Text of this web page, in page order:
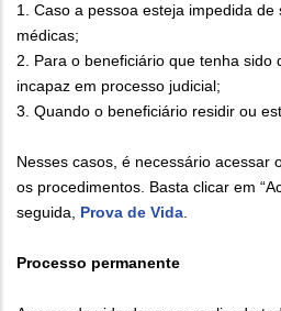
1. Caso a pessoa esteja impedida
médicas;
2. Para o beneficiário que tenha sido
incapaz em processo judicial;
3. Quando o beneficiário residir ou
Nesses casos, é necessário acessar
os procedimentos. Basta clicar em
seguida, Prova de Vida.
Processo permanente